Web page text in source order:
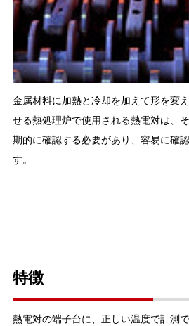
金属材料に加熱と冷却を加えて形を変
せる熱処理炉で使用される熱電対は、
期的に確認する必要があり、容易に確
す。
特徴
熱電対の端子台に、正しい温度で計測